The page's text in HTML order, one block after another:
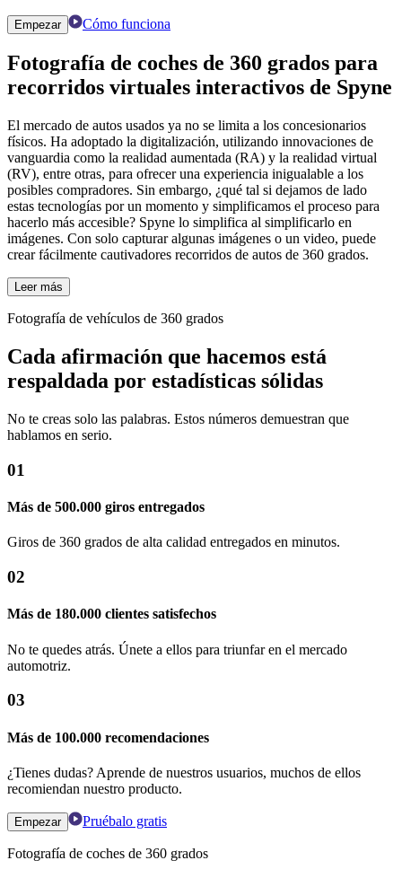
Empezar Cómo funciona
Fotografía de coches de 360 ​​grados para
recorridos virtuales interactivos de Spyne
El mercado de autos usados ​​ya no se limita a los concesionarios
físicos. Ha adoptado la digitalización, utilizando innovaciones de
vanguardia como la realidad aumentada (RA) y la realidad virtual
(RV), entre otras, para ofrecer una experiencia inigualable a los
posibles compradores. Sin embargo, ¿qué tal si dejamos de lado
estas tecnologías por un momento y simplificamos el proceso para
hacerlo más accesible? Spyne lo simplifica al simplificarlo en
imágenes. Con solo capturar algunas imágenes o un video, puede
crear fácilmente cautivadores recorridos de autos de 360 ​​grados.
Leer más
Fotografía de vehículos de 360 ​​grados
Cada afirmación que hacemos está
respaldada por estadísticas sólidas
No te creas solo las palabras. Estos números demuestran que
hablamos en serio.
01
Más de 500.000 giros entregados
Giros de 360 ​​grados de alta calidad entregados en minutos.
02
Más de 180.000 clientes satisfechos
No te quedes atrás. Únete a ellos para triunfar en el mercado
automotriz.
03
Más de 100.000 recomendaciones
¿Tienes dudas? Aprende de nuestros usuarios, muchos de ellos
recomiendan nuestro producto.
Empezar Pruébalo gratis
Fotografía de coches de 360 ​​grados